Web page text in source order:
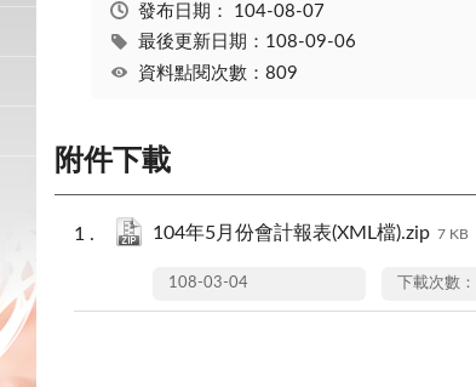
發布日期： 104-08-07
最後更新日期：108-09-06
資料點閱次數：809
附件下載
104年5月份會計報表(XML檔).zip 7 KB
108-03-04 下載次數